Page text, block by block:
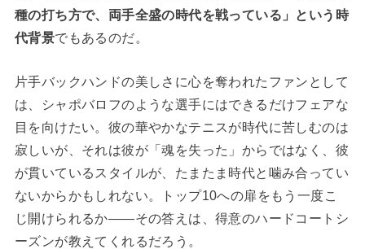
種の打ち方で、両手全盛の時代を戦っている」という時
代背景でもあるのだ。
片手バックハンドの美しさに心を奪われたファンとして
は、シャポバロフのような選手にはできるだけフェアな
目を向けたい。彼の華やかなテニスが時代に苦しむのは
寂しいが、それは彼が「魂を失った」からではなく、彼
が貫いているスタイルが、たまたま時代と噛み合ってい
ないからかもしれない。トップ10への扉をもう一度こ
じ開けられるか——その答えは、得意のハードコートシ
ーズンが教えてくれるだろう。